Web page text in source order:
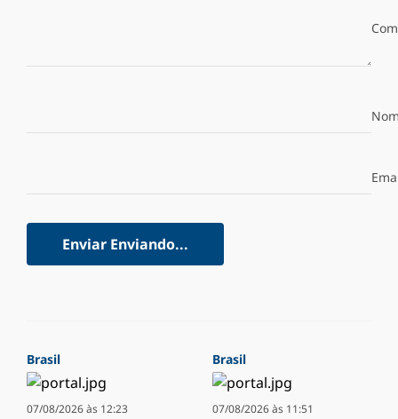
Enviar Enviando...
Brasil
07/08/2026 às 12:23
Brasil
07/08/2026 às 11:51